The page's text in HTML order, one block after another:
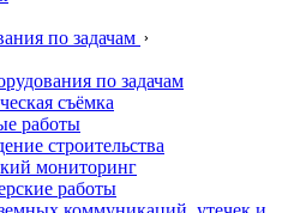
по задачам
по задачам
съёмка
работы
строительства
мониторинг
работы